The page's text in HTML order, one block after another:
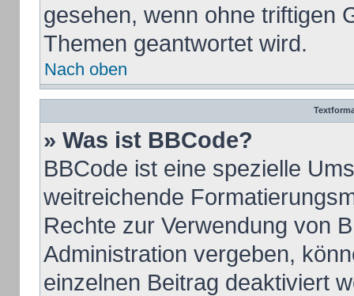
gesehen, wenn ohne triftigen
Themen geantwortet wird.
Nach oben
» Was ist BBCode?
BBCode ist eine spezielle
weitreichende
Rechte zur Verwendung von
Administration vergeben,
einzelnen Beitrag deaktiviert